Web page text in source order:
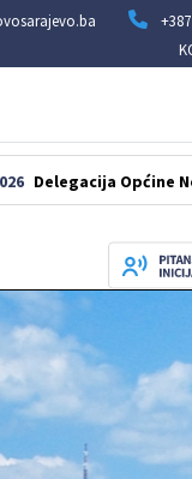
Općine Novo